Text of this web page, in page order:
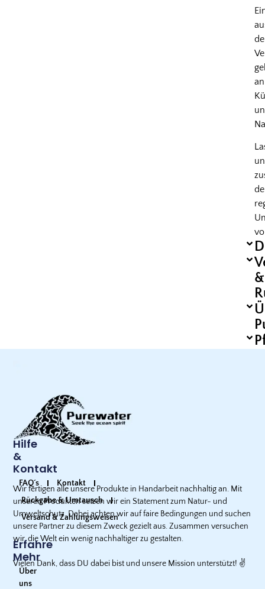
an
&
Wir fertigen alle unsere Produkte in Handarbeit nachhaltig an. Mit
unseren Produkten setzen wir ein Statement zum Natur- und
Umweltschutz. Dabei achten wir auf faire Bedingungen und suchen
unsere Partner zu diesem Zweck gezielt aus. Zusammen versuchen
wir, die Welt ein wenig nachhaltiger zu gestalten.
Vielen Dank, dass DU dabei bist und unsere Mission unterstützt! ✌️
Hilfe
&
Kontakt
FAQ´s
Kontakt
Rückgabe & Umtausch
Versand & Zahlungsweisen
Erfahre
Mehr
Über
uns